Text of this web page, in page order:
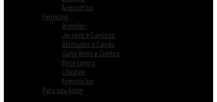
Acessórios
Feminino
Bretelles
Jerseys e Camisas
Bermudas e Calças
Corta Vento e Coletes
Base Layers
Lifestyle
Acessórios
Para seu Grom